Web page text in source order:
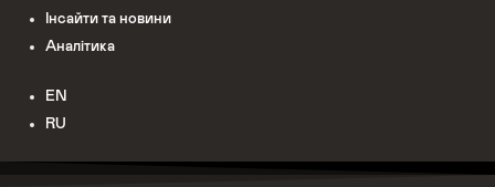
Інсайти та новини
Аналітика
EN
RU